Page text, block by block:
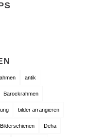
antik
Barockrahmen
bilder arrangieren
Bilderschienen Deha